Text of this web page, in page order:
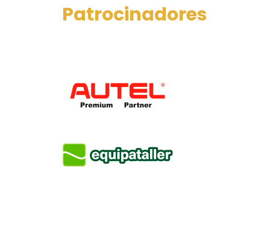
Patrocinadores